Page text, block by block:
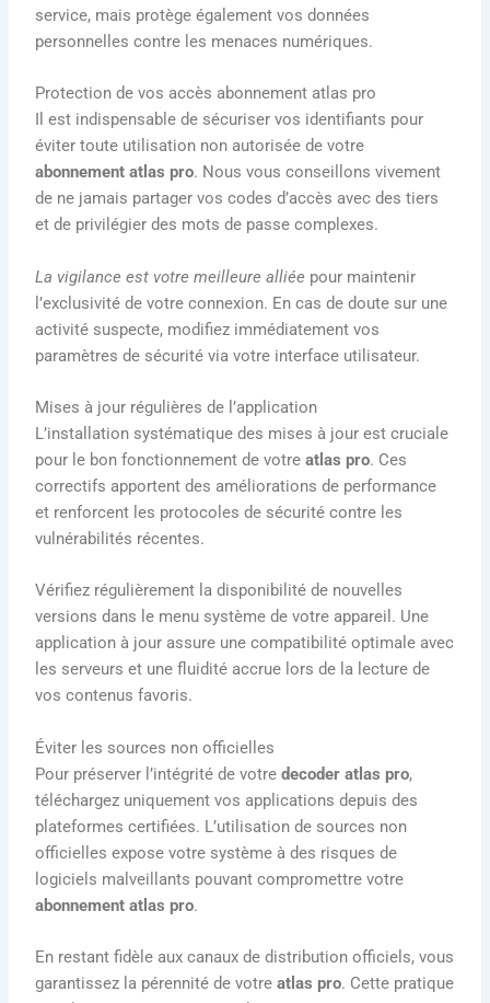
service, mais protège également vos données
personnelles contre les menaces numériques.
Protection de vos accès abonnement atlas pro
Il est indispensable de sécuriser vos identifiants pour
éviter toute utilisation non autorisée de votre
abonnement atlas pro. Nous vous conseillons vivement
de ne jamais partager vos codes d’accès avec des tiers
et de privilégier des mots de passe complexes.
La vigilance est votre meilleure alliée pour maintenir
l’exclusivité de votre connexion. En cas de doute sur une
activité suspecte, modifiez immédiatement vos
paramètres de sécurité via votre interface utilisateur.
Mises à jour régulières de l’application
L’installation systématique des mises à jour est cruciale
pour le bon fonctionnement de votreatlas pro. Ces
correctifs apportent des améliorations de performance
et renforcent les protocoles de sécurité contre les
vulnérabilités récentes.
Vérifiez régulièrement la disponibilité de nouvelles
versions dans le menu système de votre appareil. Une
application à jour assure une compatibilité optimale avec
les serveurs et une fluidité accrue lors de la lecture de
vos contenus favoris.
Éviter les sources non officielles
Pour préserver l’intégrité de votredecoder atlas pro,
téléchargez uniquement vos applications depuis des
plateformes certifiées. L’utilisation de sources non
officielles expose votre système à des risques de
logiciels malveillants pouvant compromettre votre
abonnement atlas pro.
En restant fidèle aux canaux de distribution officiels, vous
garantissez la pérennité de votreatlas pro. Cette pratique